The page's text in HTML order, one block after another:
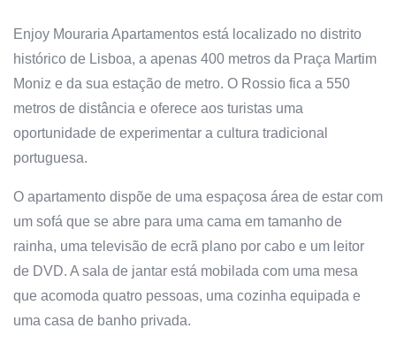
Enjoy Mouraria Apartamentos está localizado no distrito
histórico de Lisboa, a apenas 400 metros da Praça Martim
Moniz e da sua estação de metro. O Rossio fica a 550
metros de distância e oferece aos turistas uma
oportunidade de experimentar a cultura tradicional
portuguesa.
O apartamento dispõe de uma espaçosa área de estar com
um sofá que se abre para uma cama em tamanho de
rainha, uma televisão de ecrã plano por cabo e um leitor
de DVD. A sala de jantar está mobilada com uma mesa
que acomoda quatro pessoas, uma cozinha equipada e
uma casa de banho privada.